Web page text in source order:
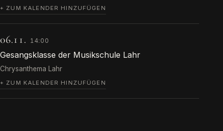
+ ZUM KALENDER HINZUFÜGEN
06.11. 14:00
Gesangsklasse der Musikschule Lahr
Chrysanthema Lahr
+ ZUM KALENDER HINZUFÜGEN